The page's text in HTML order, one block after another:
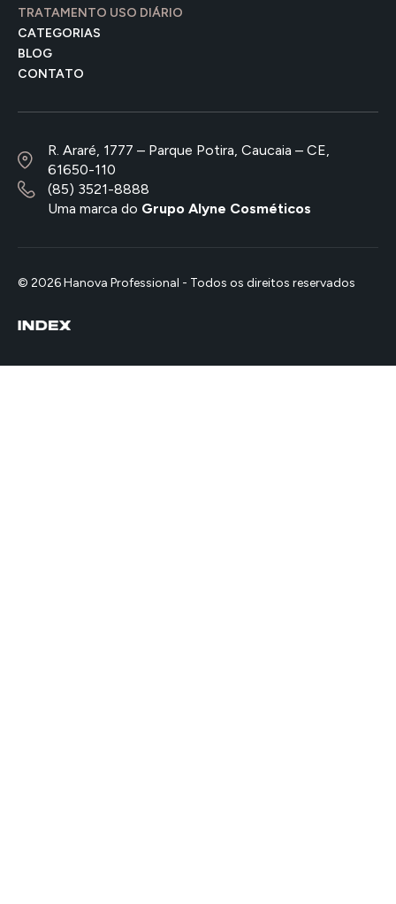
TRATAMENTO USO DIÁRIO
CATEGORIAS
BLOG
CONTATO
R. Araré, 1777 – Parque Potira, Caucaia – CE,
61650-110
(85) 3521-8888
Uma marca do Grupo Alyne Cosméticos
© 2026 Hanova Professional - Todos os direitos reservados